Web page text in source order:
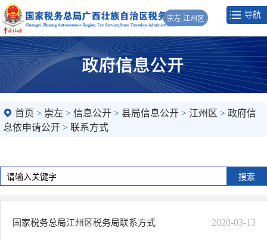
崇左 江州区 导航
首页 > 崇左 > 信息公开 > 县局信息公开 > 江州区 > 政府信
息依申请公开 > 联系方式
国家税务总局江州区税务局联系方式 2020-03-13